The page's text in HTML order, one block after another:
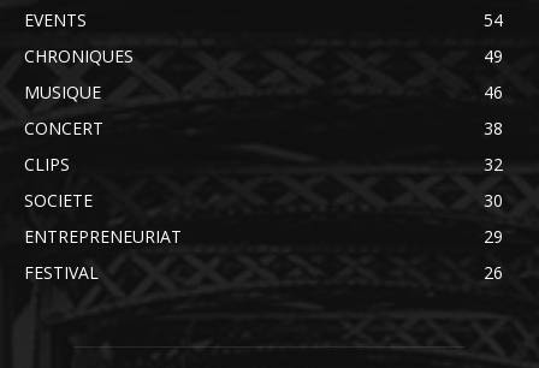
EVENTS
54
CHRONIQUES
49
MUSIQUE
46
CONCERT
38
CLIPS
32
SOCIETE
30
ENTREPRENEURIAT
29
FESTIVAL
26